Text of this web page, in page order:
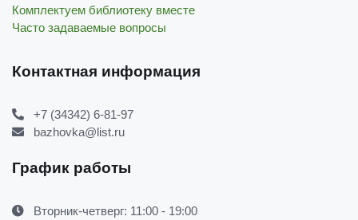
Комплектуем библиотеку вместе
Часто задаваемые вопросы
Контактная информация
+7 (34342) 6-81-97
bazhovka@list.ru
График работы
Вторник-четверг: 11:00 - 19:00